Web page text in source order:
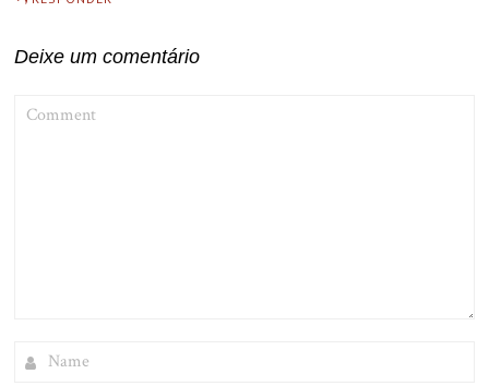
Deixe um comentário